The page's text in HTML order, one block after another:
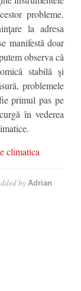
probleme.
la adresa
manifestă doar
observa că
stabilă şi
problemele
primul pas pe
în vederea
climatica
by Adrian